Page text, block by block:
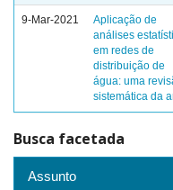
9-Mar-2021
Aplicação de
análises
em redes de
distribuição de
água: uma
sistemática da
Busca facetada
Assunto